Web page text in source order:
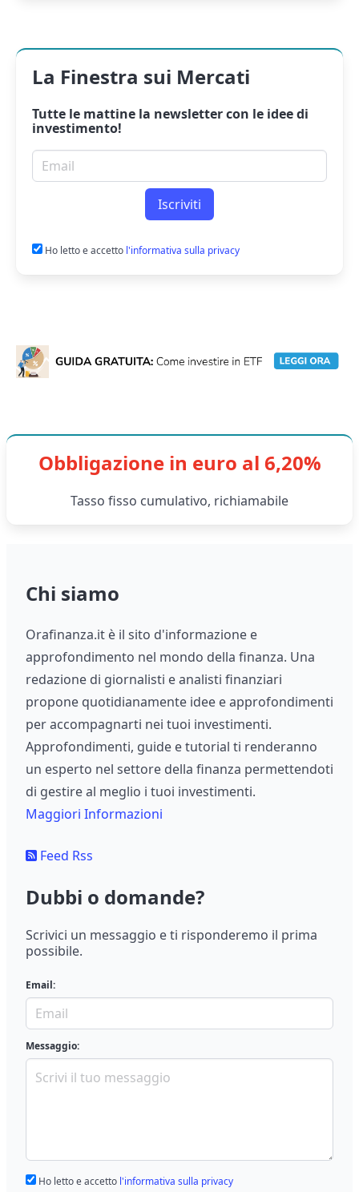
La Finestra sui Mercati
Tutte le mattine la newslettercon le idee di
investimento!
Email per newsletter
Iscriviti
Ho letto e accetto l'informativa sulla privacy
Obbligazione in euro al 6,20%
Tasso fisso cumulativo, richiamabile
Chi siamo
Orafinanza.it è il sito d'informazione e
approfondimento nel mondo della finanza. Una
redazione di giornalisti e analisti finanziari
propone quotidianamente idee e approfondimenti
per accompagnarti nei tuoi investimenti.
Approfondimenti, guide e tutorial ti renderanno
un esperto nel settore della finanza permettendoti
di gestire al meglio i tuoi investimenti.
Maggiori Informazioni
Feed Rss
Dubbi o domande?
Scrivici un messaggio e ti risponderemo il prima
possibile.
Email:
Messaggio:
Ho letto e accetto l'informativa sulla privacy